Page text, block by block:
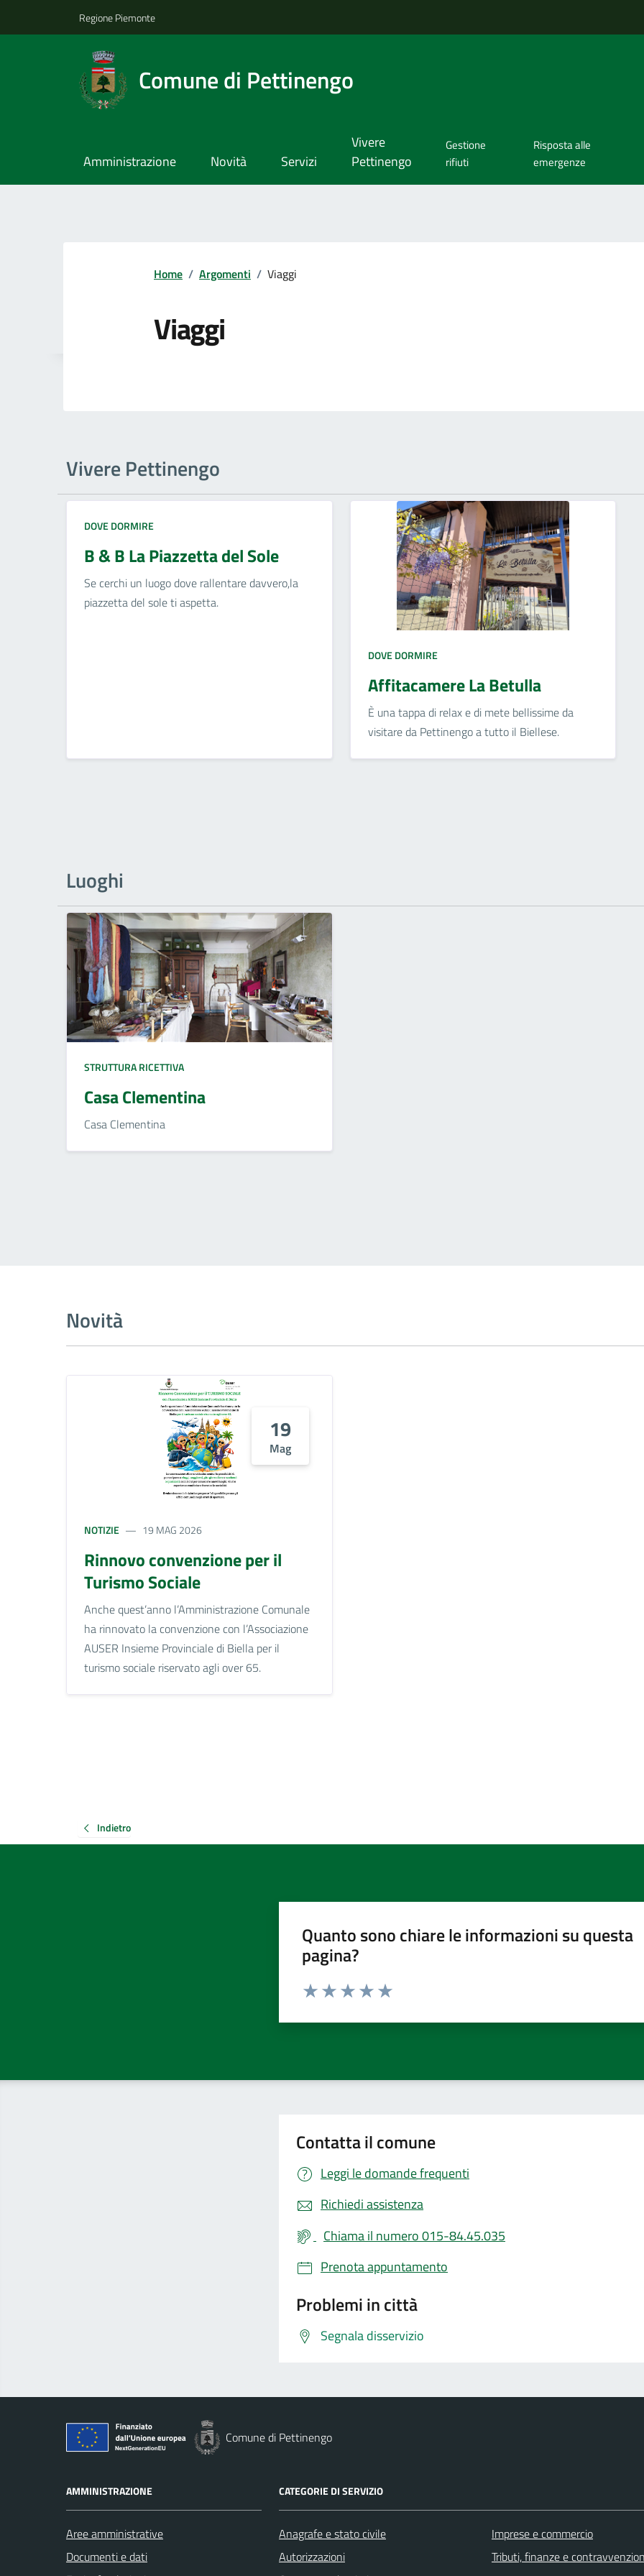
Regione Piemonte
Comune di Pettinengo
Amministrazione Novità Servizi
Vivere
Pettinengo
Gestione
rifiuti
Risposta alle
emergenze
Home / Argomenti / Viaggi
Viaggi
Vivere Pettinengo
DOVE DORMIRE
B & B La Piazzetta del Sole
Se cerchi un luogo dove rallentare davvero,la
piazzetta del sole ti aspetta.
DOVE DORMIRE
Affitacamere La Betulla
È una tappa di relax e di mete bellissime da
visitare da Pettinengo a tutto il Biellese.
Luoghi
STRUTTURA RICETTIVA
Casa Clementina
Casa Clementina
Novità
19
Mag
NOTIZIE 19 MAG 2026
Rinnovo convenzione per il
Turismo Sociale
Anche quest’anno l’Amministrazione Comunale
ha rinnovato la convenzione con l’Associazione
AUSER Insieme Provinciale di Biella per il
turismo sociale riservato agli over 65.
Indietro
Quanto sono chiare le informazioni su questa
pagina?
Valuta da 1 a 5 stelle la pagina
Contatta il comune
Leggi le domande frequenti
Richiedi assistenza
Chiama il numero 015-84.45.035
Prenota appuntamento
Problemi in città
Segnala disservizio
Comune di Pettinengo
AMMINISTRAZIONE
Aree amministrative
Documenti e dati
CATEGORIE DI SERVIZIO
Anagrafe e stato civile
Autorizzazioni
Imprese e commercio
Tributi, finanze e